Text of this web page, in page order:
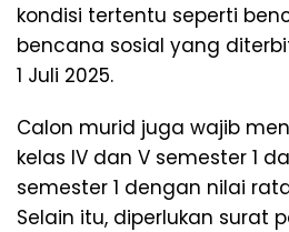
kondisi tertentu seperti
bencana sosial yang
1 Juli 2025.
Calon murid juga wajib
kelas IV dan V semester 1
semester 1 dengan nilai
Selain itu, diperlukan surat